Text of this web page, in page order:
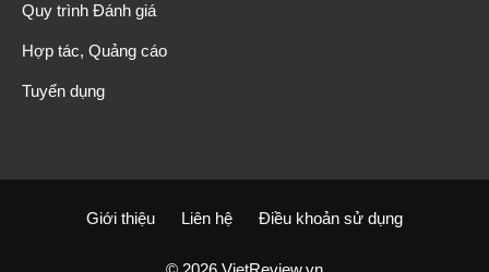
Quy trình Đánh giá
Hợp tác, Quảng cáo
Tuyển dụng
Giới thiệu Liên hệ Điều khoản sử dụng